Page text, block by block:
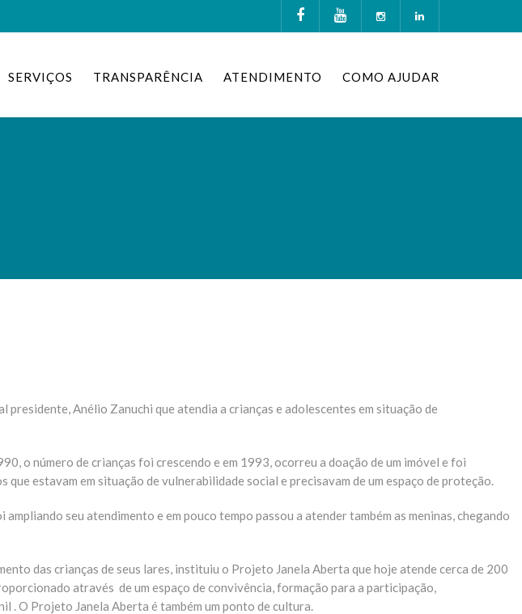
SERVIÇOS TRANSPARÊNCIA ATENDIMENTO COMO AJUDAR
Anélio Zanuchi que atendia a crianças e adolescentes em situação de
o número de crianças foi crescendo e em 1993, ocorreu a doação de um imóvel e foi
estavam em situação de vulnerabilidade social e precisavam de um espaço de proteção.
seu atendimento e em pouco tempo passou a atender também as meninas, chegando
das crianças de seus lares, instituiu o Projeto Janela Aberta que hoje atende cerca de 200
através de um espaço de convivência, formação para a participação,
O Projeto Janela Aberta é também um ponto de cultura.